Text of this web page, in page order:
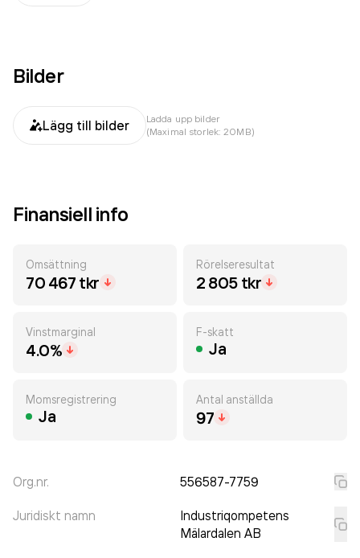
Bilder
Lägg till bilder
Ladda upp bilder
(Maximal storlek: 20MB)
Finansiell info
Omsättning
70 467 tkr
Rörelseresultat
2 805 tkr
Vinstmarginal
4.0%
F-skatt
Ja
Momsregistrering
Ja
Antal anställda
97
Org.nr. 556587-7759
Juridiskt namn
Industriqompetens
Mälardalen AB